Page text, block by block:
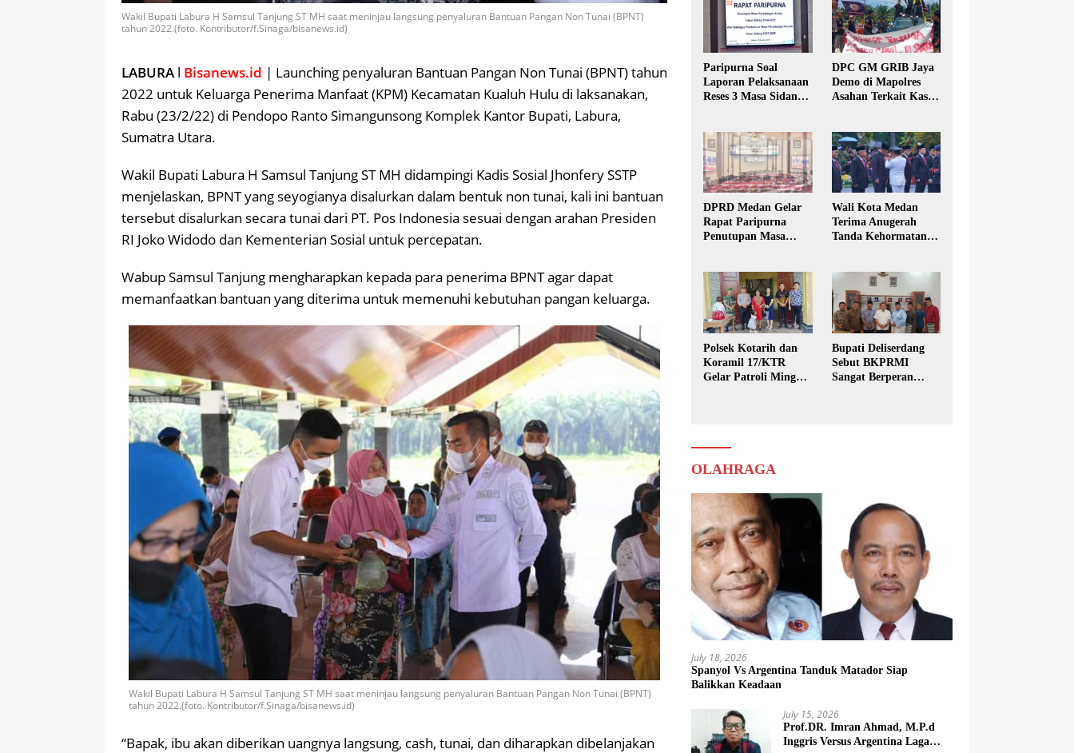
Wakil Bupati Labura H Samsul Tanjung ST MH saat meninjau langsung penyaluran Bantuan Pangan Non Tunai (BPNT)
tahun 2022.(foto. Kontributor/f.Sinaga/bisanews.id)
LABURA l Bisanews.id | Launching penyaluran Bantuan Pangan Non Tunai (BPNT) tahun
2022 untuk Keluarga Penerima Manfaat (KPM) Kecamatan Kualuh Hulu di laksanakan,
Rabu (23/2/22) di Pendopo Ranto Simangunsong Komplek Kantor Bupati, Labura,
Sumatra Utara.
Wakil Bupati Labura H Samsul Tanjung ST MH didampingi Kadis Sosial Jhonfery SSTP
menjelaskan, BPNT yang seyogianya disalurkan dalam bentuk non tunai, kali ini bantuan
tersebut disalurkan secara tunai dari PT. Pos Indonesia sesuai dengan arahan Presiden
RI Joko Widodo dan Kementerian Sosial untuk percepatan.
Wabup Samsul Tanjung mengharapkan kepada para penerima BPNT agar dapat
memanfaatkan bantuan yang diterima untuk memenuhi kebutuhan pangan keluarga.
Wakil Bupati Labura H Samsul Tanjung ST MH saat meninjau langsung penyaluran Bantuan Pangan Non Tunai (BPNT)
tahun 2022.(foto. Kontributor/f.Sinaga/bisanews.id)
“Bapak, ibu akan diberikan uangnya langsung, cash, tunai, dan diharapkan dibelanjakan
Paripurna Soal
Laporan Pelaksanaan
Reses 3 Masa Sidang
DPC GM GRIB Jaya
Demo di Mapolres
Asahan Terkait Kasus
DPRD Medan Gelar
Rapat Paripurna
Penutupan Masa
Wali Kota Medan
Terima Anugerah
Tanda Kehormatan
Polsek Kotarih dan
Koramil 17/KTR
Gelar Patroli Minggu
Bupati Deliserdang
Sebut BKPRMI
Sangat Berperan
OLAHRAGA
July 18, 2026
Spanyol Vs Argentina Tanduk Matador Siap
Balikkan Keadaan
July 15, 2026
Prof.DR. Imran Ahmad, M.P.d
Inggris Versus Argentina Laga